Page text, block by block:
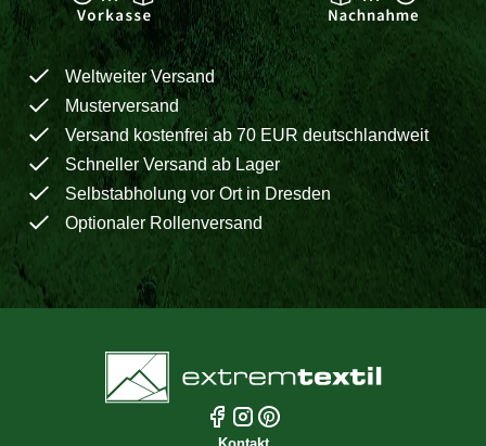
Weltweiter Versand
Musterversand
Versand kostenfrei ab 70 EUR deutschlandweit
Schneller Versand ab Lager
Selbstabholung vor Ort in Dresden
Optionaler Rollenversand